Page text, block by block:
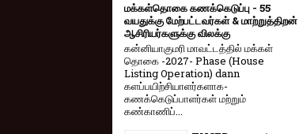
மக்கள்தொகை கணக்கெடுப்பு - 55
வயதுக்கு மேற்பட்டவர்கள் & மாற்றுத்திறன்
ஆசிரியர்களுக்கு விலக்கு
கன்னியாகுமரி மாவட்டத்தில் மக்கள்
தொகை -2027- Phase (House
Listing Operation) dann
களப்பயிற்சியாளர்களாக-
கணக்கெடுப்பாளர்கள் மற்றும்
கண்காணிப்...